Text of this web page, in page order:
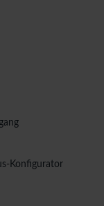
Konfigurator